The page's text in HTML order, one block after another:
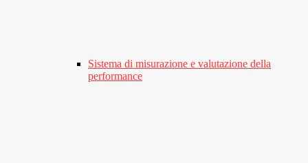
Sistema di misurazione e valutazione della
performance